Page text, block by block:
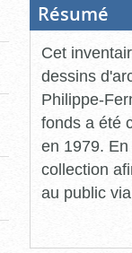
Résumé
Cet
dessins
Philippe-
fonds a été
en 1979.
collection
au public